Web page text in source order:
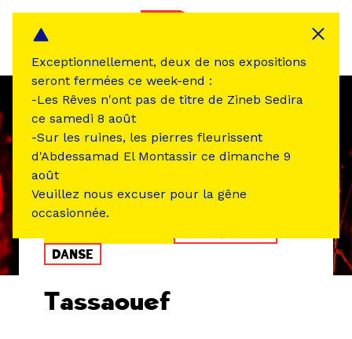
DANSE
Tassaouef
Exceptionnellement, deux de nos expositions
seront fermées ce week-end :
-Les Rêves n'ont pas de titre de Zineb Sedira
ce samedi 8 août
-Sur les ruines, les pierres fleurissent
d'Abdessamad El Montassir ce dimanche 9
août
Veuillez nous excuser pour la gêne
occasionnée.
Panneau de gestion des cookies